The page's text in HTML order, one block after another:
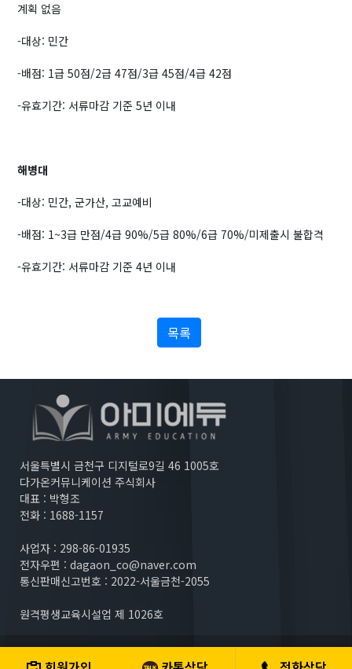
계획 없음
-대상: 민간
-배점: 1급 50점/2급 47점/3급 45점/4급 42점
-유효기간: 서류마감 기준 5년 이내
해병대
-대상: 민간, 군가산, 고교예비
-배점: 1~3급 만점/4급 90%/5급 80%/6급 70%/미제출시 불합격
-유효기간: 서류마감 기준 4년 이내
목록
서울특별시 금천구 디지털로9길 46 1005호
다가온커뮤니케이션 주식회사
대표 : 박형조
전화 : 1688-1157
사업자 : 298-86-01935
전자우편 : dagaon_co@naver.com
통신판매신고번호 : 2022-서울금천-2055
원격평생교육시설업 제 1026호
Copyright (c) 다가온커뮤니케이션 주식회사. All rights reserved.